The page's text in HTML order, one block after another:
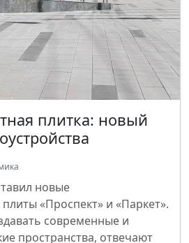
плитка: новый
новые
«Проспект» и «Паркет».
современные и
пространства, отвечают